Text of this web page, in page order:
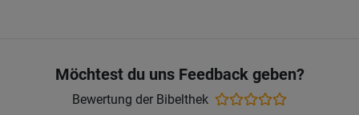
Möchtest du uns Feedback geben?
Bewertung der Bibelthek